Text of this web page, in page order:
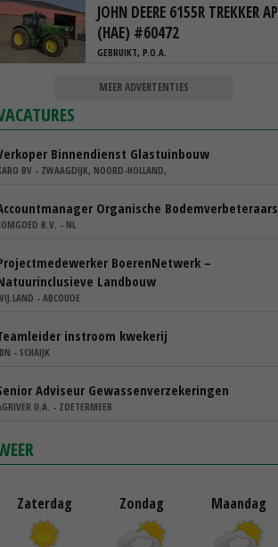
JOHN DEERE 6155R TREKKER AP
(HAE) #60472
GEBRUIKT, P.O.A.
MEER ADVERTENTIES
Binnendienst Glastuinbouw
BV - ZWAAGDIJK, NOORD-HOLLAND,
Organische Bodemverbeteraars
B.V. - NL
BoerenNetwerk –
Landbouw
- ABCOUDE
instroom kwekerij
- SCHAIJK
Adviseur Gewassenverzekeringen
U.A. - ZOETERMEER
Zaterdag Zondag Maandag